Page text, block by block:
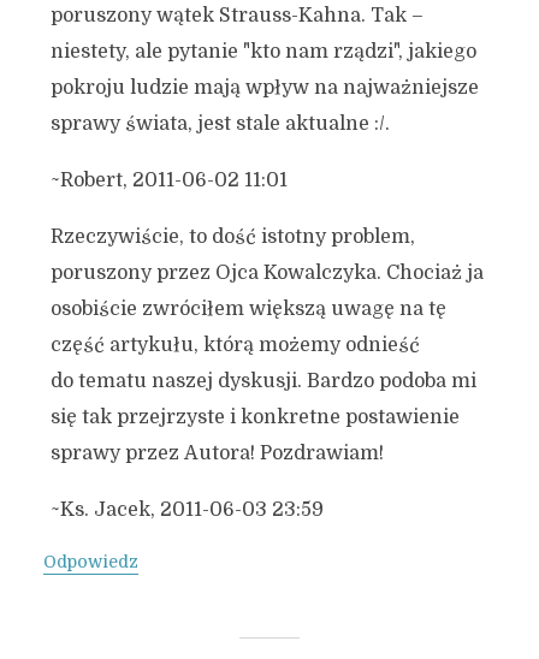
poruszony wątek Strauss-Kahna. Tak –
niestety, ale pytanie "kto nam rządzi", jakiego
pokroju ludzie mają wpływ na najważniejsze
sprawy świata, jest stale aktualne :/.
~Robert, 2011-06-02 11:01
Rzeczywiście, to dość istotny problem,
poruszony przez Ojca Kowalczyka. Chociaż ja
osobiście zwróciłem większą uwagę na tę
część artykułu, którą możemy odnieść
do tematu naszej dyskusji. Bardzo podoba mi
się tak przejrzyste i konkretne postawienie
sprawy przez Autora! Pozdrawiam!
~Ks. Jacek, 2011-06-03 23:59
Odpowiedz